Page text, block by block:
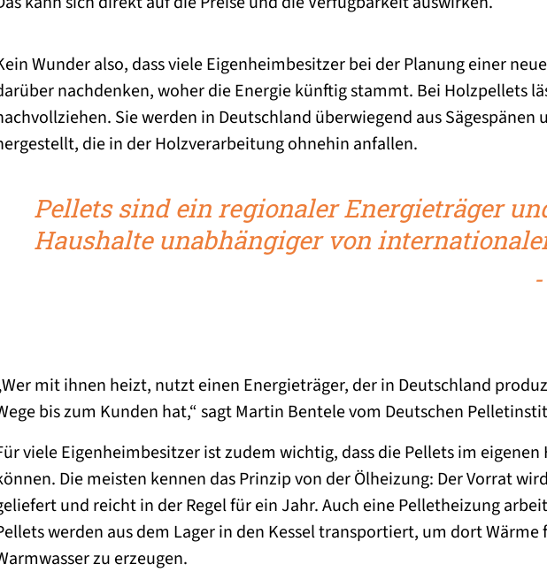
Wunder also, dass viele Eigenheimbesitzer bei der Planung einer
nachdenken, woher die Energie künftig stammt. Bei Holzpellets
Sie werden in Deutschland überwiegend aus Sägespänen
die in der Holzverarbeitung ohnehin anfallen.
Pellets sind ein regionaler Energieträger
Haushalte unabhängiger von
mit ihnen heizt, nutzt einen Energieträger, der in Deutschland
bis zum Kunden hat,“ sagt Martin Bentele vom Deutschen
viele Eigenheimbesitzer ist zudem wichtig, dass die Pellets im eigenen
Die meisten kennen das Prinzip von der Ölheizung: Der Vorrat
und reicht in der Regel für ein Jahr. Auch eine Pelletheizung
werden aus dem Lager in den Kessel transportiert, um dort Wärme
zu erzeugen.